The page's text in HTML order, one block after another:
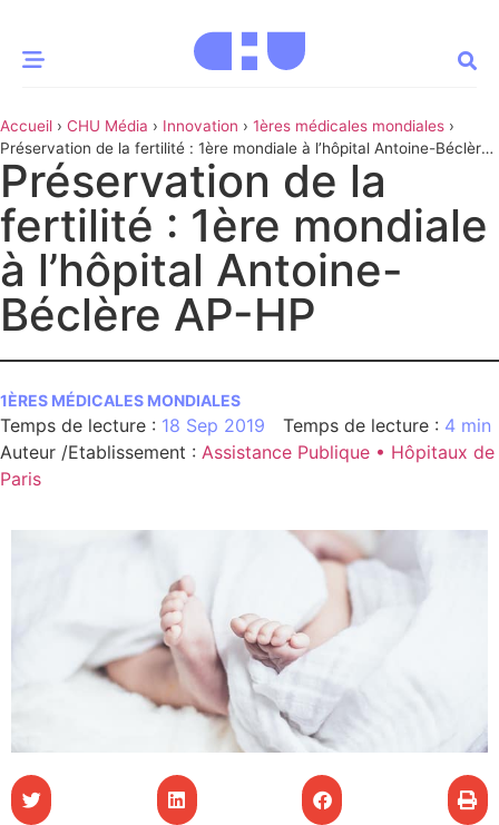
MOMENT
Innovation
& patrimoine Patient
nous
des CHU
articles
Accueil › CHU Média › Innovation › 1ères médicales mondiales ›
Préservation de la fertilité : 1ère mondiale à l’hôpital Antoine-Béclère
AP-HP
Préservation de la
fertilité : 1ère mondiale
à l’hôpital Antoine-
Béclère AP-HP
1ÈRES MÉDICALES MONDIALES
18 Sep 2019
4 min
Auteur /Etablissement : Assistance Publique • Hôpitaux de
Paris